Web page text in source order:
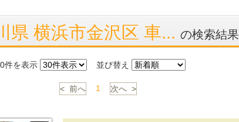
県 横浜市金沢区 車... の検索結果
件を表示 並び替え
< 前へ 1 次へ >